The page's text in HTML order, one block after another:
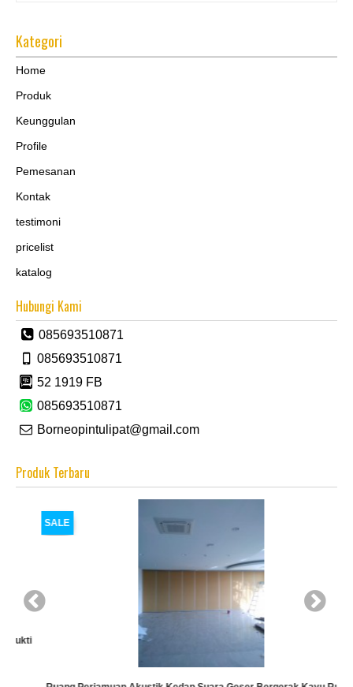
Kategori
Home
Produk
Keunggulan
Profile
Pemesanan
Kontak
testimoni
pricelist
katalog
Hubungi Kami
085693510871
085693510871
52 1919 FB
085693510871
Borneopintulipat@gmail.com
Produk Terbaru
SALE